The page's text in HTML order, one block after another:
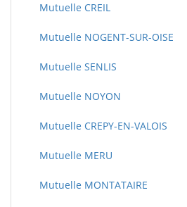
Mutuelle CREIL
Mutuelle NOGENT-SUR-OISE
Mutuelle SENLIS
Mutuelle NOYON
Mutuelle CREPY-EN-VALOIS
Mutuelle MERU
Mutuelle MONTATAIRE